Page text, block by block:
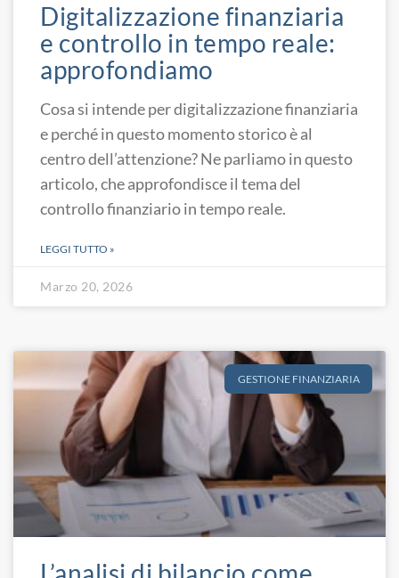
Digitalizzazione finanziaria
e controllo in tempo reale:
approfondiamo
Cosa si intende per digitalizzazione finanziaria
e perché in questo momento storico è al
centro dell’attenzione? Ne parliamo in questo
articolo, che approfondisce il tema del
controllo finanziario in tempo reale.
LEGGI TUTTO »
Marzo 20, 2026
GESTIONE FINANZIARIA